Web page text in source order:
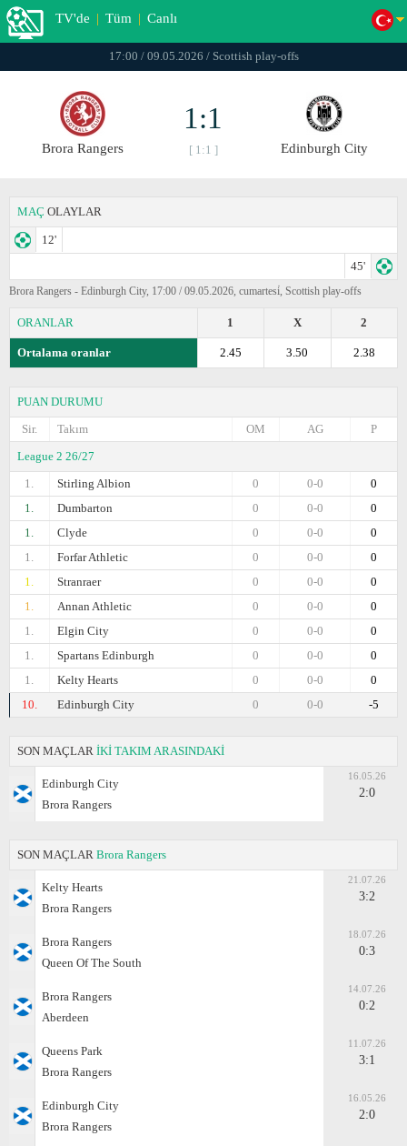
TV'de | Tüm | Canlı
17:00 / 09.05.2026 / Scottish play-offs
Brora Rangers
1:1
[ 1:1 ] Edinburgh City
MAÇ OLAYLAR
12'
45'
Brora Rangers - Edinburgh City, 17:00 / 09.05.2026, cumartesi̇, Scottish play-offs
ORANLAR 2
X
1
Ortalama oranlar 2.38
3.50
2.45
PUAN DURUMU
Sir.
Takım P
AG
OM
League 2 26/27
1.
Stirling Albion 0
0-0
0
1.
Dumbarton 0
0-0
0
1.
Clyde 0
0-0
0
1.
Forfar Athletic 0
0-0
0
1.
Stranraer 0
0-0
0
1.
Annan Athletic 0
0-0
0
1.
Elgin City 0
0-0
0
1.
Spartans Edinburgh 0
0-0
0
1.
Kelty Hearts 0
0-0
0
10.
Edinburgh City -5
0-0
0
SON MAÇLAR İKİ TAKIM ARASINDAKİ
Edinburgh City
Brora Rangers
16.05.26
2:0
SON MAÇLAR Brora Rangers
Kelty Hearts
Brora Rangers
21.07.26
3:2
Brora Rangers
Queen Of The South
18.07.26
0:3
Brora Rangers
Aberdeen
14.07.26
0:2
Queens Park
Brora Rangers
11.07.26
3:1
Edinburgh City
Brora Rangers
16.05.26
2:0